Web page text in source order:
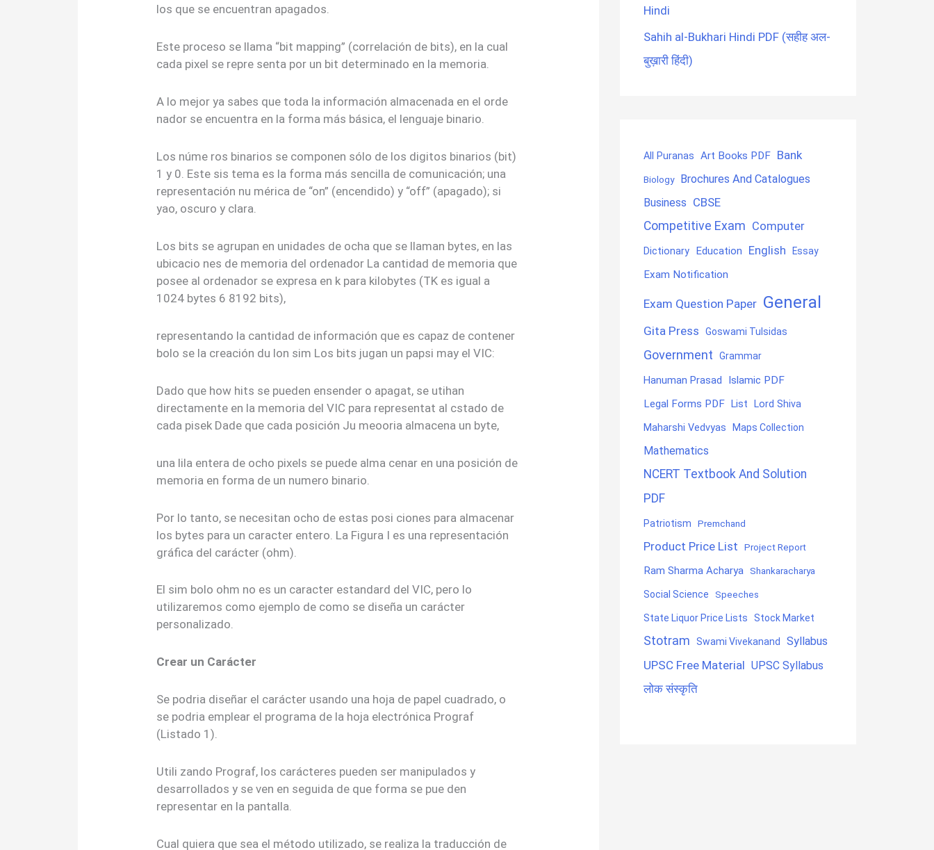
los que se encuentran apagados.
Este proceso se llama “bit mapping” (correlación de bits), en la cual
cada pixel se repre senta por un bit determinado en la memoria.
A lo mejor ya sabes que toda la información almacenada en el orde
nador se encuentra en la forma más básica, el lenguaje binario.
Los núme ros binarios se componen sólo de los digitos binarios (bit)
1 y 0. Este sis tema es la forma más sencilla de comunicación; una
representación nu mérica de “on” (encendido) y “off” (apagado); si
yao, oscuro y clara.
Los bits se agrupan en unidades de ocha que se llaman bytes, en las
ubicacio nes de memoria del ordenador La cantidad de memoria que
posee al ordenador se expresa en k para kilobytes (TK es igual a
1024 bytes 6 8192 bits),
representando la cantidad de información que es capaz de contener
bolo se la creación du lon sim Los bits jugan un papsi may el VIC:
Dado que how hits se pueden ensender o apagat, se utihan
directamente en la memoria del VIC para representat al cstado de
cada pisek Dade que cada posición Ju meooria almacena un byte,
una lila entera de ocho pixels se puede alma cenar en una posición de
memoria en forma de un numero binario.
Por lo tanto, se necesitan ocho de estas posi ciones para almacenar
los bytes para un caracter entero. La Figura I es una representación
gráfica del carácter (ohm).
El sim bolo ohm no es un caracter estandard del VIC, pero lo
utilizaremos como ejemplo de como se diseña un carácter
personalizado.
Crear un Carácter
Se podria diseñar el carácter usando una hoja de papel cuadrado, o
se podria emplear el programa de la hoja electrónica Prograf
(Listado 1).
Utili zando Prograf, los carácteres pueden ser manipulados y
desarrollados y se ven en seguida de que forma se pue den
representar en la pantalla.
Cual quiera que sea el método utilizado, se realiza la traducción de
Hindi
Sahih al-Bukhari Hindi PDF (सहीह अल-
बुख़ारी हिंदी)
All Puranas Art Books PDF Bank
Biology
Brochures And Catalogues
Business CBSE
Competitive Exam Computer
Dictionary Education English Essay
Exam Notification
Exam Question Paper General
Gita Press Goswami Tulsidas
Government Grammar
Hanuman Prasad
Islamic PDF
Legal Forms PDF List Lord Shiva
Maharshi Vedvyas Maps Collection
Mathematics
NCERT Textbook And Solution
PDF
Patriotism Premchand
Product Price List Project Report
Ram Sharma Acharya Shankaracharya
Social Science Speeches
State Liquor Price Lists Stock Market
Stotram Swami Vivekanand Syllabus
UPSC Free Material UPSC Syllabus
लोक संस्कृति